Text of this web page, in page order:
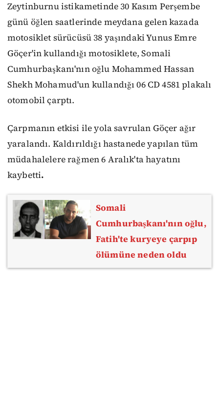
Zeytinburnu istikametinde 30 Kasım Perşembe
günü öğlen saatlerinde meydana gelen kazada
motosiklet sürücüsü 38 yaşındaki Yunus Emre
Göçer'in kullandığı motosiklete, Somali
Cumhurbaşkanı'nın oğlu Mohammed Hassan
Shekh Mohamud'un kullandığı 06 CD 4581 plakalı
otomobil çarptı.
Çarpmanın etkisi ile yola savrulan Göçer ağır
yaralandı. Kaldırıldığı hastanede yapılan tüm
müdahalelere rağmen 6 Aralık'ta hayatını
kaybetti.
Somali
Cumhurbaşkanı'nın oğlu,
Fatih'te kuryeye çarpıp
ölümüne neden oldu